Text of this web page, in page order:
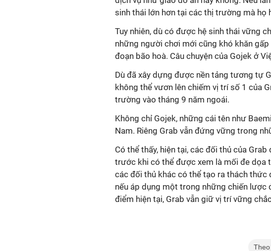
sinh thái lớn hơn tại các thị trường mà họ
Tuy nhiên, dù có được hệ sinh thái vững
những người chơi mới cũng khó khăn
đoạn bão hoà. Câu chuyện của Gojek ở
Dù đã xây dựng được nền tảng tương tự
không thể vươn lên chiếm vị trí số 1 của
trường vào tháng 9 năm ngoái.
Không chỉ Gojek, những cái tên như
Nam. Riêng Grab vẫn đứng vững trong
Có thể thấy, hiện tại, các đối thủ của
trước khi có thể được xem là mối đe dọa
các đối thủ khác có thể tạo ra thách thức
nếu áp dụng một trong những chiến lược
điểm hiện tại, Grab vẫn giữ vị trí vững
Theo